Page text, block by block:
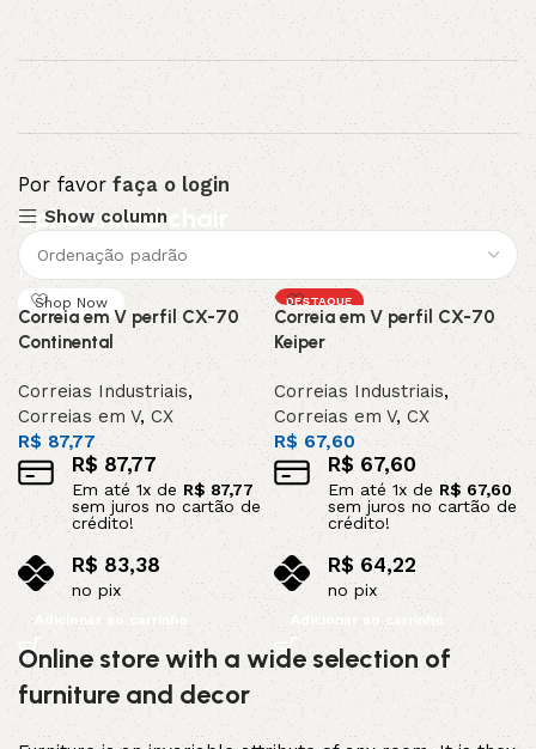
Por favor faça o login
Upholstered chair
Discount 10%
Shop Now
Show column
Correia em V perfil CX-70
Continental
Correias Industriais,
Correias em V,CX
R$87,77
R$ 87,77
Em até 1x de R$87,77
sem juros no cartão de
crédito!
R$83,38
no pix
Adicionar ao carrinho
DESTAQUE
Correia em V perfil CX-70
Keiper
Correias Industriais,
Correias em V,CX
R$67,60
R$ 67,60
Em até1x de R$67,60
sem juros no cartão de
crédito!
R$ 64,22
no pix
Adicionar ao carrinho
Online store with a wide selection of
furniture and decor